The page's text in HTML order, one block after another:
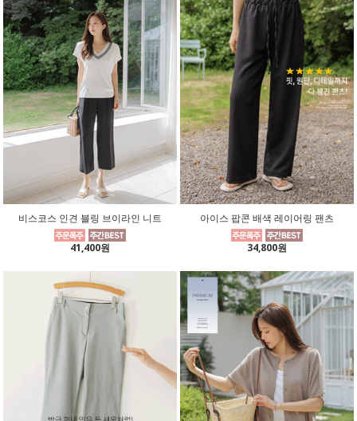
비스코스 인견 블링 브이라인 니트
41,400원
아이스 팝콘 배색 레이어링 팬츠
34,800원